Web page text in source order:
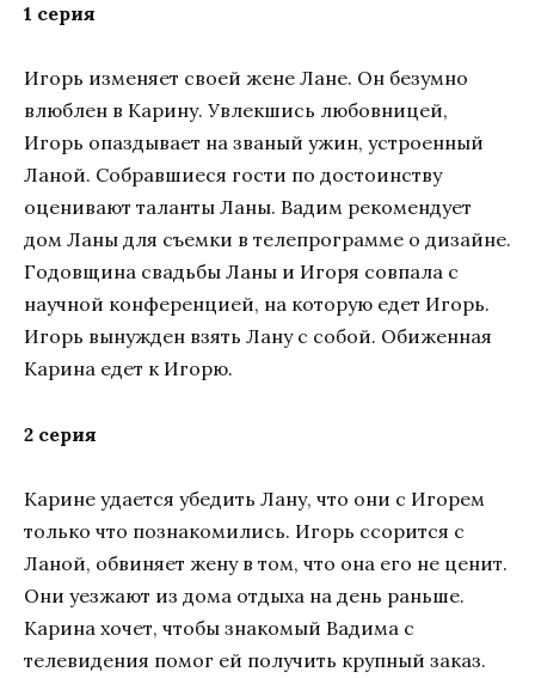
1 серия
Игорь изменяет своей жене Лане. Он безумно
влюблен в Карину. Увлекшись любовницей,
Игорь опаздывает на званый ужин, устроенный
Ланой. Собравшиеся гости по достоинству
оценивают таланты Ланы. Вадим рекомендует
дом Ланы для съемки в телепрограмме о дизайне.
Годовщина свадьбы Ланы и Игоря совпала с
научной конференцией, на которую едет Игорь.
Игорь вынужден взять Лану с собой. Обиженная
Карина едет к Игорю.
2 серия
Карине удается убедить Лану, что они с Игорем
только что познакомились. Игорь ссорится с
Ланой, обвиняет жену в том, что она его не ценит.
Они уезжают из дома отдыха на день раньше.
Карина хочет, чтобы знакомый Вадима с
телевидения помог ей получить крупный заказ.